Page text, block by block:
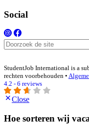
Social
StudentJob International is a
rechten voorbehouden •
4.2 - 6 reviews
Close
Hoe sorteren wij